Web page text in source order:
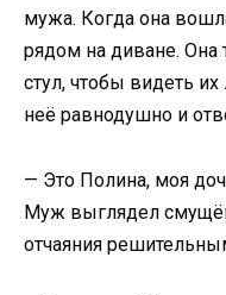
мужа. Когда она
рядом на диване. Она
стул, чтобы видеть
неё равнодушно и
— Это Полина, моя
Муж выглядел
отчаяния